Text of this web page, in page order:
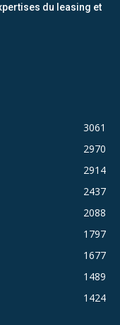
du leasing et
3061
2970
2914
2437
2088
1797
1677
1489
1424